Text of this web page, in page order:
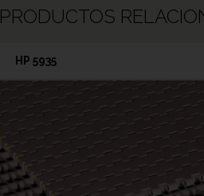
PRODUCTOS
HP 5935